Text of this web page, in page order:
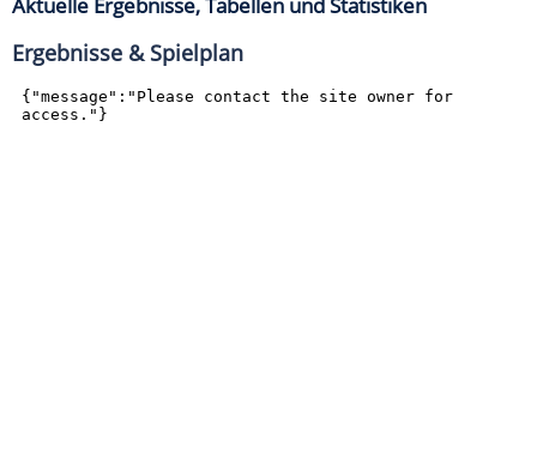
Aktuelle Ergebnisse, Tabellen und Statistiken
Ergebnisse & Spielplan